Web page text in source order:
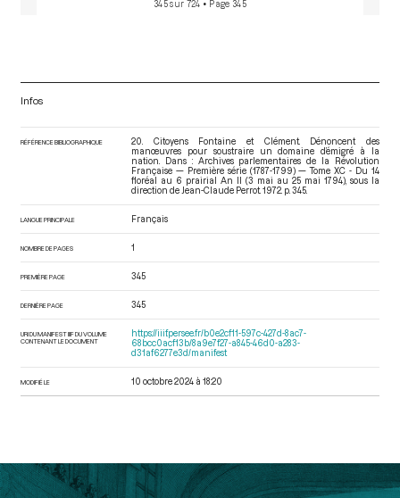
345 sur 724 • Page 345
Infos
RÉFÉRENCE BIBLIOGRAPHIQUE
20. Citoyens Fontaine et Clément. Dénoncent des
manœuvres pour soustraire un domaine d’émigré à la
nation. Dans : Archives parlementaires de la Révolution
Française — Première série (1787-1799) — Tome XC - Du 14
floréal au 6 prairial An II (3 mai au 25 mai 1794), sous la
direction de Jean-Claude Perrot. 1972. p. 345.
LANGUE PRINCIPALE Français
NOMBRE DE PAGES 1
PREMIÈRE PAGE 345
DERNIÈRE PAGE 345
URI DU MANIFEST IIIF DU VOLUME
CONTENANT LE DOCUMENT
https://iiif.persee.fr/b0e2cf11-597c-427d-8ac7-
68bcc0acf13b/8a9e7f27-a845-46d0-a283-
d31af6277e3d/manifest
MODIFIÉ LE 10 octobre 2024 à 18:20